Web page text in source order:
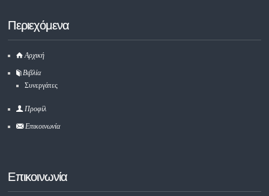
Περιεχόμενα
Αρχική
Βιβλία
Συνεργάτες
Προφίλ
Επικοινωνία
Επικοινωνία